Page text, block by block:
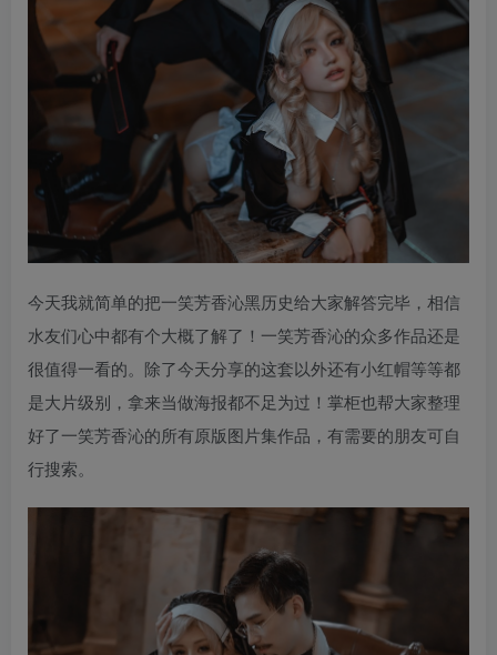
今天我就简单的把一笑芳香沁黑历史给大家解答完毕，相信
水友们心中都有个大概了解了！一笑芳香沁的众多作品还是
很值得一看的。除了今天分享的这套以外还有小红帽等等都
是大片级别，拿来当做海报都不足为过！掌柜也帮大家整理
好了一笑芳香沁的所有原版图片集作品，有需要的朋友可自
行搜索。